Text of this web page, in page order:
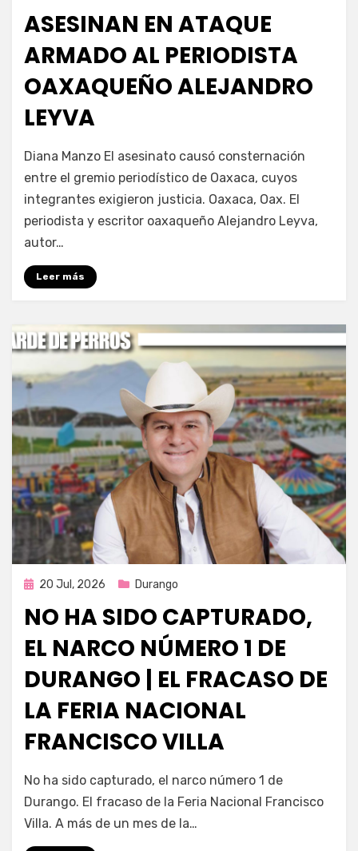
ASESINAN EN ATAQUE
ARMADO AL PERIODISTA
OAXAQUEÑO ALEJANDRO
LEYVA
Fernando Miranda Servín
Diana Manzo El asesinato causó consternación
entre el gremio periodístico de Oaxaca, cuyos
integrantes exigieron justicia. Oaxaca, Oax. El
periodista y escritor oaxaqueño Alejandro Leyva,
autor…
Leer más
Publicada
20 Jul, 2026 Durango
NO HA SIDO CAPTURADO,
EL NARCO NÚMERO 1 DE
DURANGO | EL FRACASO DE
LA FERIA NACIONAL
FRANCISCO VILLA
por Fernando Miranda Servín
No ha sido capturado, el narco número 1 de
Durango. El fracaso de la Feria Nacional Francisco
Villa. A más de un mes de la…